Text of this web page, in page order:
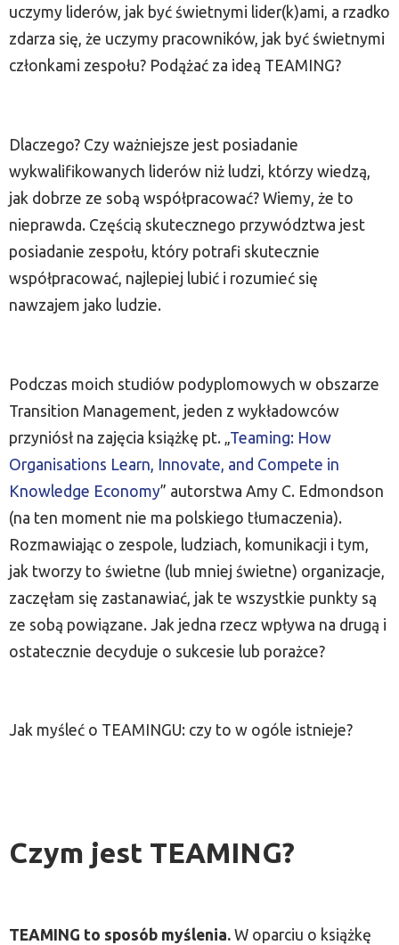
uczymy liderów, jak być świetnymi lider(k)ami, a rzadko
zdarza się, że uczymy pracowników, jak być świetnymi
członkami zespołu? Podążać za ideą TEAMING?
Dlaczego? Czy ważniejsze jest posiadanie
wykwalifikowanych liderów niż ludzi, którzy wiedzą,
jak dobrze ze sobą współpracować? Wiemy, że to
nieprawda. Częścią skutecznego przywództwa jest
posiadanie zespołu, który potrafi skutecznie
współpracować, najlepiej lubić i rozumieć się
nawzajem jako ludzie.
Podczas moich studiów podyplomowych w obszarze
Transition Management, jeden z wykładowców
przyniósł na zajęcia książkę pt. „ Teaming: How
Organisations Learn, Innovate, and Compete in
Knowledge Economy” autorstwa Amy C. Edmondson
(na ten moment nie ma polskiego tłumaczenia).
Rozmawiając o zespole, ludziach, komunikacji i tym,
jak tworzy to świetne (lub mniej świetne) organizacje,
zaczęłam się zastanawiać, jak te wszystkie punkty są
ze sobą powiązane. Jak jedna rzecz wpływa na drugą i
ostatecznie decyduje o sukcesie lub porażce?
Jak myśleć o TEAMINGU: czy to w ogóle istnieje?
Czym jest TEAMING?
TEAMING to sposób myślenia. W oparciu o książkę